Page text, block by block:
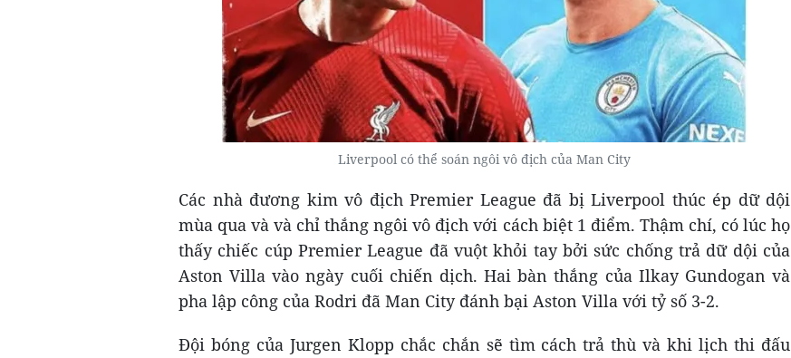
Liverpool có thể soán ngôi vô địch của Man City
Các nhà đương kim vô địch Premier League đã bị Liverpool thúc ép dữ dội
mùa qua và và chỉ thắng ngôi vô địch với cách biệt 1 điểm. Thậm chí, có lúc họ
thấy chiếc cúp Premier League đã vuột khỏi tay bởi sức chống trả dữ dội của
Aston Villa vào ngày cuối chiến dịch. Hai bàn thắng của Ilkay Gundogan và
pha lập công của Rodri đã Man City đánh bại Aston Villa với tỷ số 3-2.
Đội bóng của Jurgen Klopp chắc chắn sẽ tìm cách trả thù và khi lịch thi đấu